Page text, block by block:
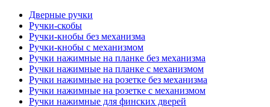
Дверные ручки
Ручки-скобы
Ручки-кнобы без механизма
Ручки-кнобы с механизмом
Ручки нажимные на планке без механизма
Ручки нажимные на планке с механизмом
Ручки нажимные на розетке без механизма
Ручки нажимные на розетке с механизмом
Ручки нажимные для финских дверей